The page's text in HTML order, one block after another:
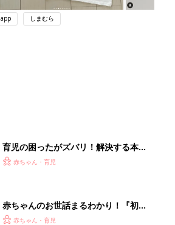
app しまむら
育児の困ったがズバリ！解決する本
『ひよこクラブ 秋号』 4カ月～2才
赤ちゃん・育児
赤ちゃんのお世話まるわかり！『初め
てのひよこクラブ 夏号』〈巻頭大特
赤ちゃん・育児